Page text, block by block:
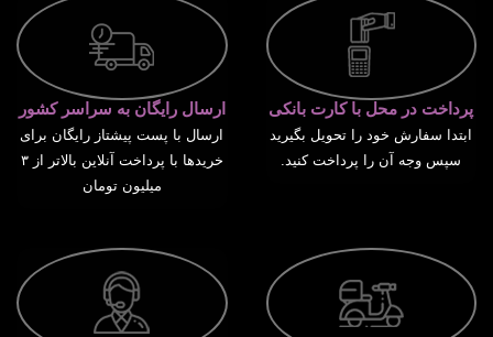
پرداخت در محل با کارت بانکی
ابتدا سفارش خود را تحویل بگیرید
سپس وجه آن را پرداخت کنید.
ارسال رایگان به سراسر کشور
ارسال با پست پیشتاز رایگان برای
خریدها با پرداخت آنلاین بالاتر از ۳
میلیون تومان